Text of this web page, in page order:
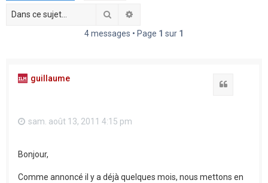
Rechercher
4 messages • Page 1 sur 1
guillaume
sam. août 13, 2011 4:15 pm
Bonjour,
Comme annoncé il y a déjà quelques mois, nous mettons en